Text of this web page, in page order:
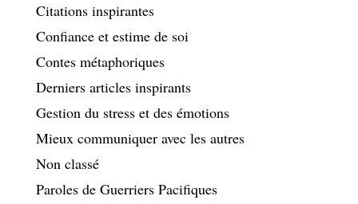
Citations inspirantes
Confiance et estime de soi
Contes métaphoriques
Derniers articles inspirants
Gestion du stress et des émotions
Mieux communiquer avec les autres
Non classé
Paroles de Guerriers Pacifiques